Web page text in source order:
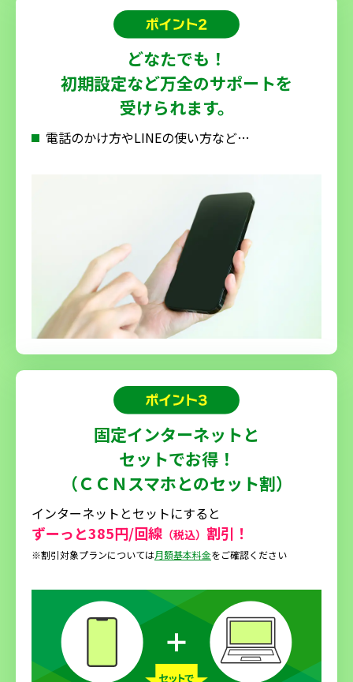
どなたでも！
初期設定など万全のサポートを
受けられます。
電話のかけ方やLINEの使い方など…
固定インターネットと
セットでお得！
（ＣＣＮスマホとのセット割）
インターネットとセットにすると
ずーっと385円/回線 （税込） 割引！
※割引対象プランについては月額基本料金をご確認ください